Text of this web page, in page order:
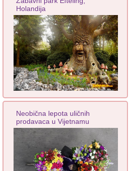
Holandija
Neobična lepota uličnih
prodavaca u Vijetnamu